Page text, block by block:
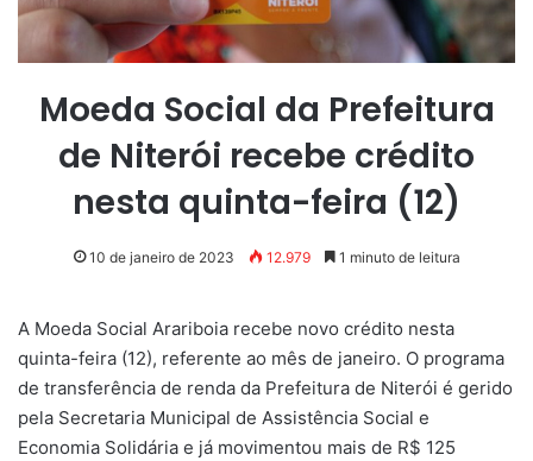
Moeda Social da Prefeitura
de Niterói recebe crédito
nesta quinta-feira (12)
10 de janeiro de 2023 12.979 1 minuto de leitura
A Moeda Social Arariboia recebe novo crédito nesta
quinta-feira (12), referente ao mês de janeiro. O programa
de transferência de renda da Prefeitura de Niterói é gerido
pela Secretaria Municipal de Assistência Social e
Economia Solidária e já movimentou mais de R$ 125